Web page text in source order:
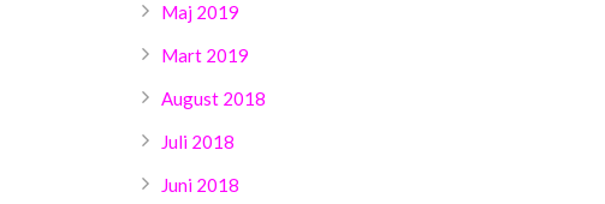
Maj 2019
Mart 2019
August 2018
Juli 2018
Juni 2018